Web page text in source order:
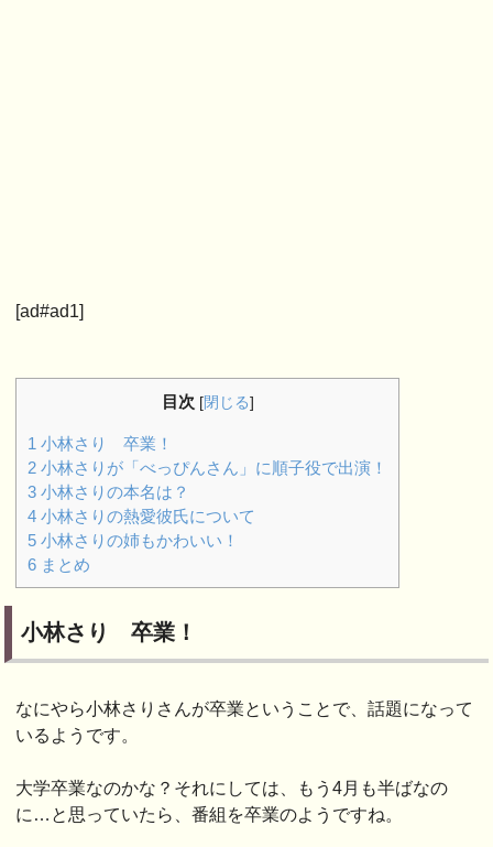
[ad#ad1]
目次 [閉じる]
1 小林さり 卒業！
2 小林さりが「べっぴんさん」に順子役で出演！
3 小林さりの本名は？
4 小林さりの熱愛彼氏について
5 小林さりの姉もかわいい！
6 まとめ
小林さり 卒業！
なにやら小林さりさんが卒業ということで、話題になって
いるようです。
大学卒業なのかな？それにしては、もう4月も半ばなの
に…と思っていたら、番組を卒業のようですね。